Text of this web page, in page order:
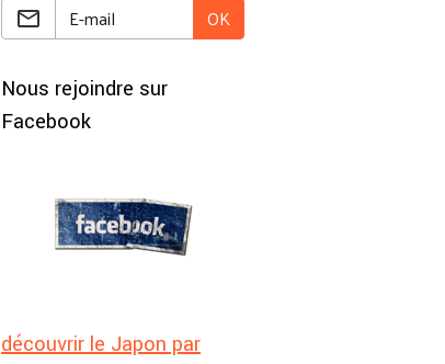
OK
Nous rejoindre sur
Facebook
découvrir le Japon par